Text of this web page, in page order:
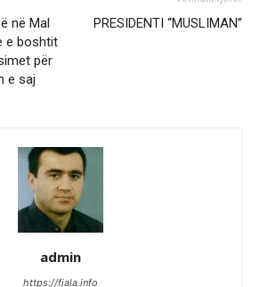
në Mal
e boshtit
për
e saj
PRESIDENTI “MUSLIMAN”
admin
https://fjala.info